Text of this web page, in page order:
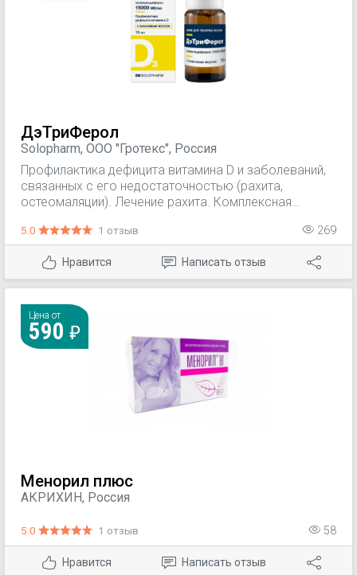
ДэТриФерол
Solopharm, ООО "Гротекс", Россия
Профилактика дефицита витамина D и заболеваний,
связанных с его недостаточностью (рахита,
остеомаляции). Лечение рахита. Комплексная
5.0 1 отзыв 269
Нравится Написать отзыв
Цена от
590
Менорил плюс
АКРИХИН, Россия
5.0 1 отзыв 58
Нравится Написать отзыв